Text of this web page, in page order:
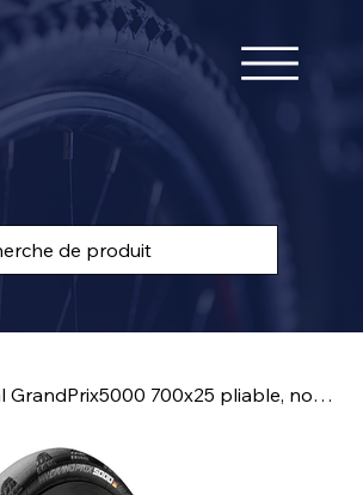
Pneu continental GrandPrix5000 700x25 pliable, noir lazerGrip/